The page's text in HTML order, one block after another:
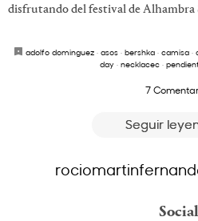
disfrutando del festival de Alhambra
adolfo dominguez · asos · bershka · camisa ·
day· necklacec·
7
Seguir
Social